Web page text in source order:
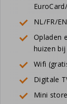
NL/FR/
Opladen
huizen
Wifi
Digitale
Mini